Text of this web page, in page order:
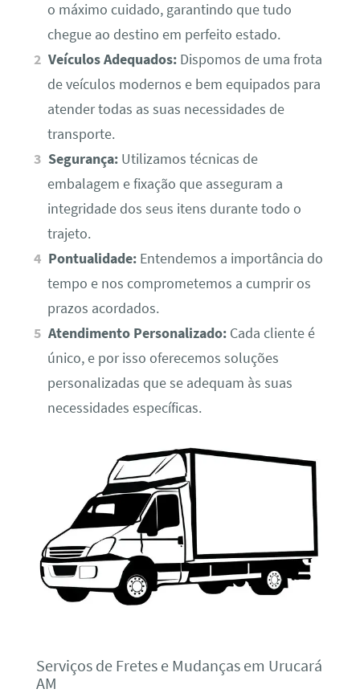
o máximo cuidado, garantindo que tudo
chegue ao destino em perfeito estado.
Veículos Adequados: Dispomos de uma frota
de veículos modernos e bem equipados para
atender todas as suas necessidades de
transporte.
Segurança: Utilizamos técnicas de
embalagem e fixação que asseguram a
integridade dos seus itens durante todo o
trajeto.
Pontualidade: Entendemos a importância do
tempo e nos comprometemos a cumprir os
prazos acordados.
Atendimento Personalizado: Cada cliente é
único, e por isso oferecemos soluções
personalizadas que se adequam às suas
necessidades específicas.
Serviços de Fretes e Mudanças em Urucará
AM